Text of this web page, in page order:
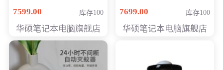
川银 oled 智慧轻薄本 会
7599.00 库存100
华硕笔记本电脑旗舰店
空蓝 oled 智慧轻薄本 会
7699.00 库存100
华硕笔记本电脑旗舰店